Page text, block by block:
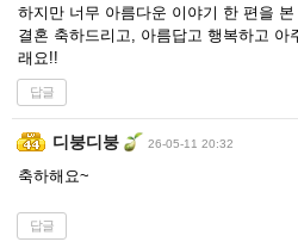
하지만 너무 아름다운 이야기 한 편을
결혼 축하드리고, 아름답고 행복하고
래요!!
답글
디붕디붕 26-05-11 20:32
축하해요~
답글